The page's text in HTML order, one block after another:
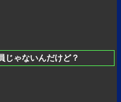
じゃないんだけど？